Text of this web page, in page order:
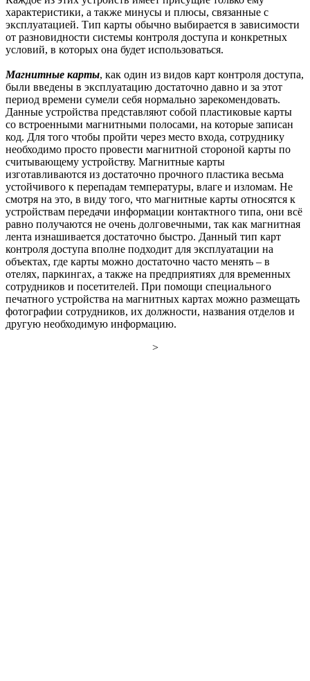
характеристики, а также минусы и плюсы, связанные с
эксплуатацией. Тип карты обычно выбирается в зависимости
от разновидности системы контроля доступа и конкретных
условий, в которых она будет использоваться.
Магнитные карты, как один из видов карт контроля доступа,
были введены в эксплуатацию достаточно давно и за этот
период времени сумели себя нормально зарекомендовать.
Данные устройства представляют собой пластиковые карты
со встроенными магнитными полосами, на которые записан
код. Для того чтобы пройти через место входа, сотруднику
необходимо просто провести магнитной стороной карты по
считывающему устройству. Магнитные карты
изготавливаются из достаточно прочного пластика весьма
устойчивого к перепадам температуры, влаге и изломам. Не
смотря на это, в виду того, что магнитные карты относятся к
устройствам передачи информации контактного типа, они всё
равно получаются не очень долговечными, так как магнитная
лента изнашивается достаточно быстро. Данный тип карт
контроля доступа вполне подходит для эксплуатации на
объектах, где карты можно достаточно часто менять – в
отелях, паркингах, а также на предприятиях для временных
сотрудников и посетителей. При помощи специального
печатного устройства на магнитных картах можно размещать
фотографии сотрудников, их должности, названия отделов и
другую необходимую информацию.
>